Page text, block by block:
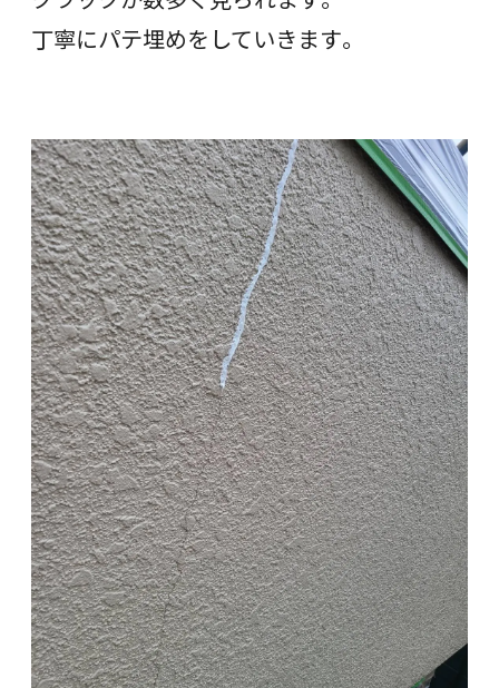
丁寧にパテ埋めをしていきます。